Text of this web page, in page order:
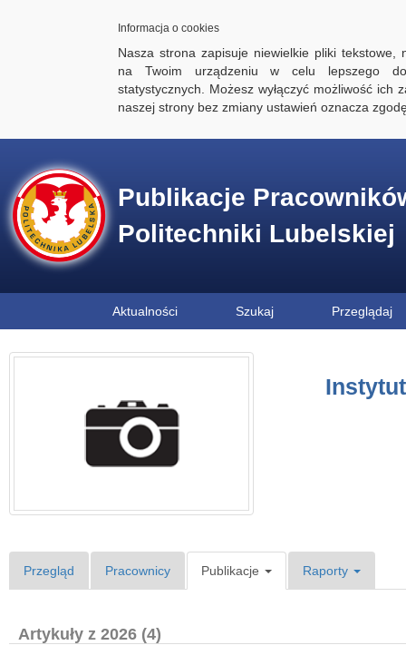
Informacja o cookies
Nasza strona zapisuje niewielkie pliki tekstowe,
na Twoim urządzeniu w celu lepszego
statystycznych. Możesz wyłączyć możliwość ich
naszej strony bez zmiany ustawień oznacza
Publikacje
Politechniki Lubelskiej
Aktualności Szukaj Przeglądaj
Przegląd Pracownicy Publikacje Raporty
Artykuły z 2026 (4)